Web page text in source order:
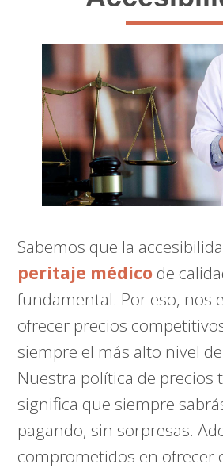
Sabemos que la
peritaje médico de
fundamental. Por eso, nos
ofrecer precios
siempre el más alto nivel
Nuestra política de precios
significa que siempre
pagando, sin sorpresas.
comprometidos en ofrecer